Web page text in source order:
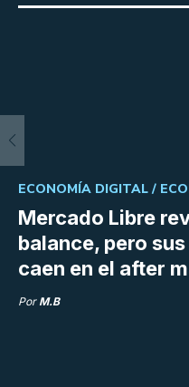
Mercado Libre
balance, pero
caen en el after
ECONOMÍA DIGITAL /
Por M.B